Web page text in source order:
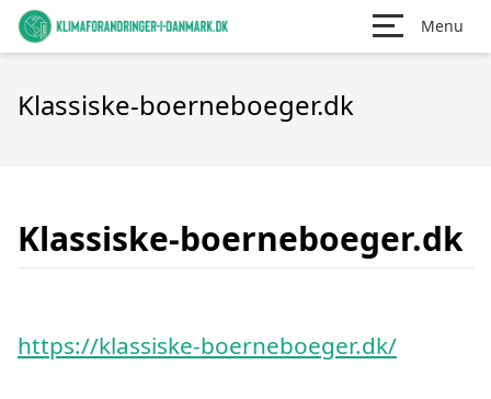
Menu
Klassiske-boerneboeger.dk
Klassiske-boerneboeger.dk
https://klassiske-boerneboeger.dk/